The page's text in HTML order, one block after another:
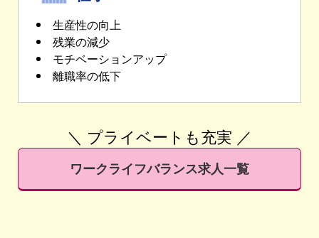
生産性の向上
残業の減少
モチベーションアップ
離職率の低下
＼ プライベートも充実 ／
ワークライフバランス求人一覧